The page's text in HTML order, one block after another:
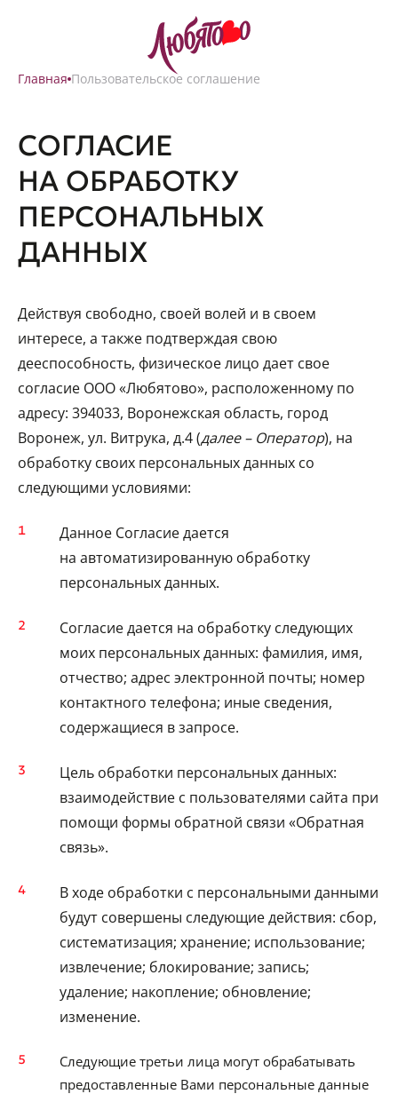
Главная Пользовательское соглашение
СОГЛАСИЕ
НА ОБРАБОТКУ
ПЕРСОНАЛЬНЫХ
ДАННЫХ
Действуя свободно, своей волей и в своем
интересе, а также подтверждая свою
дееспособность, физическое лицо дает свое
согласие ООО «Любятово», расположенному по
адресу: 394033, Воронежская область, город
Воронеж, ул. Витрука, д.4 (далее – Оператор), на
обработку своих персональных данных со
следующими условиями:
Данное Согласие дается
на автоматизированную обработку
персональных данных.
Согласие дается на обработку следующих
моих персональных данных: фамилия, имя,
отчество; адрес электронной почты; номер
контактного телефона; иные сведения,
содержащиеся в запросе.
Цель обработки персональных данных:
взаимодействие с пользователями сайта при
помощи формы обратной связи «Обратная
связь».
В ходе обработки с персональными данными
будут совершены следующие действия: сбор,
систематизация; хранение; использование;
извлечение; блокирование; запись;
удаление; накопление; обновление;
изменение.
Cледующие третьи лица могут обрабатывать
предоставленные Вами персональные данные